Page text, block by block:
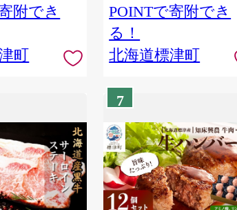
附でき
町
POINTで寄附でき
る！
北海道標津町
7